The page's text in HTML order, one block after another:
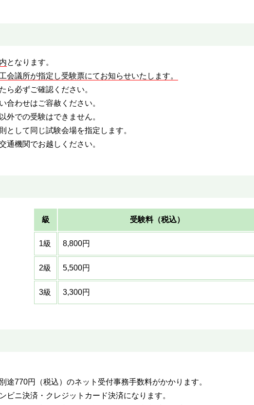
となります。
会議所が指定し受験票にてお知らせいたします。
必ずご確認ください。
わせはご容赦ください。
での受験はできません。
して同じ試験会場を指定します。
機関でお越しください。
級 受験料（税込）
1級 8,800円
2級 5,500円
3級 3,300円
円（税込）のネット受付事務手数料がかかります。
ニ決済・クレジットカード決済になります。